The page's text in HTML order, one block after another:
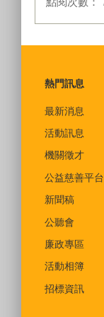
熱門訊息
最新消息
活動訊息
機關徵才
公益慈善平台
新聞稿
公聽會
廉政專區
活動相簿
招標資訊